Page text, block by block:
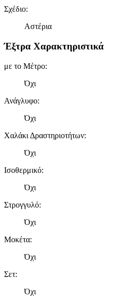
Σχέδιο:
Αστέρια
Έξτρα Χαρακτηριστικά
με το Μέτρο:
Όχι
Ανάγλυφο:
Όχι
Χαλάκι Δραστηριοτήτων:
Όχι
Ισοθερμικό:
Όχι
Στρογγυλό:
Όχι
Μοκέτα:
Όχι
Σετ:
Όχι